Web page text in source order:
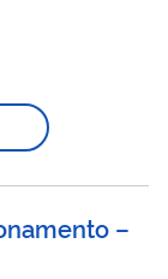
do produto
–